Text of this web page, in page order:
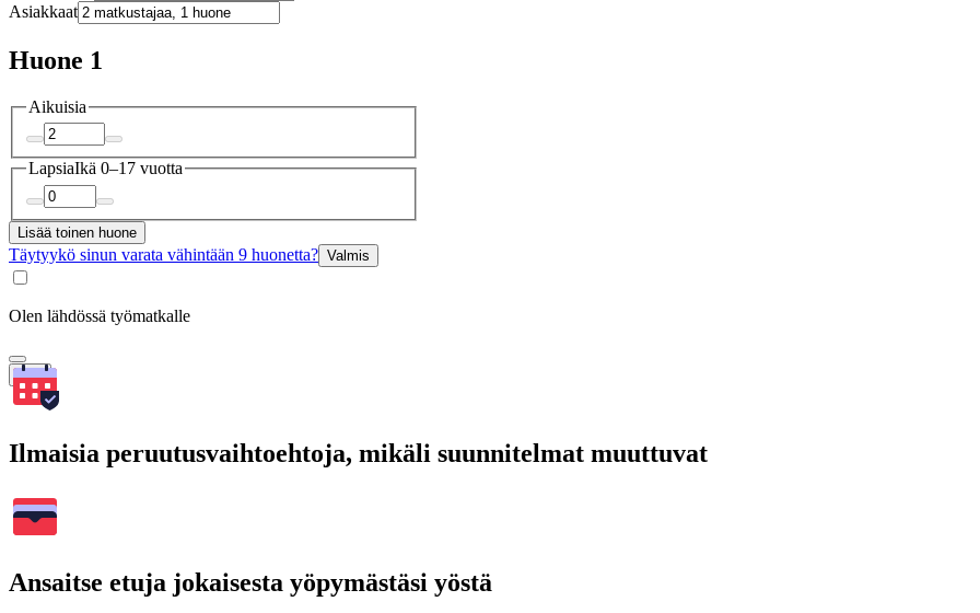
Asiakkaat
Huone 1
Aikuisia
LapsiaIkä 0–17 vuotta
Lisää toinen huone
Täytyykö sinun varata vähintään 9 huonetta? Valmis
Olen lähdössä työmatkalle
Hae
Ilmaisia peruutusvaihtoehtoja, mikäli suunnitelmat muuttuvat
Ansaitse etuja jokaisesta yöpymästäsi yöstä